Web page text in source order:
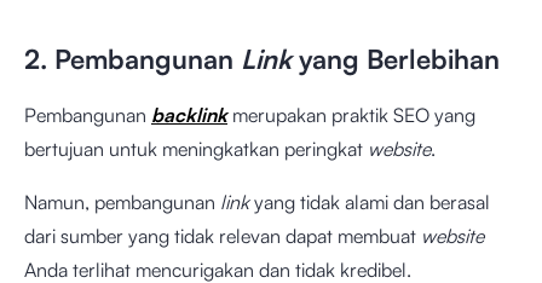
2. Pembangunan Linkyang Berlebihan
Pembangunan backlinkmerupakan praktik SEO yang
bertujuan untuk meningkatkan peringkat website.
Namun, pembangunan linkyang tidak alami dan berasal
dari sumber yang tidak relevan dapat membuat website
Anda terlihat mencurigakan dan tidak kredibel.